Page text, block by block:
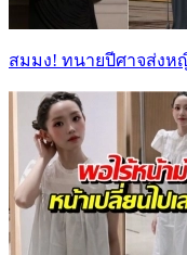
สมมง! ทนายปีศาจส่งห